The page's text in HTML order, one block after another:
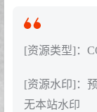
[资源类型]：
[资源水印]：
无本站水印